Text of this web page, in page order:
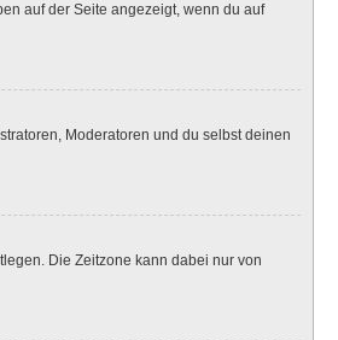
auf der Seite angezeigt, wenn du auf
Moderatoren und du selbst deinen
Die Zeitzone kann dabei nur von